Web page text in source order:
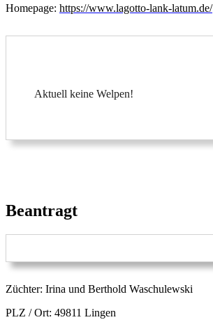
Homepage: https://www.lagotto-lank-latum.de/
Aktuell keine Welpen!
Beantragt
Züchter: Irina und Berthold Waschulewski
PLZ / Ort: 49811 Lingen